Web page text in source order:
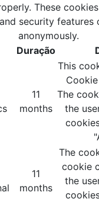
These
security features
anonymously.
Duração
11
months
This
The
the
11
months
The
cookie
the